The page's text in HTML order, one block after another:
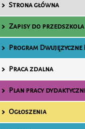
Strona główna
Zapisy do przedszkola
Program Dwujęzyczne
Praca zdalna
Plan pracy
Ogłoszenia